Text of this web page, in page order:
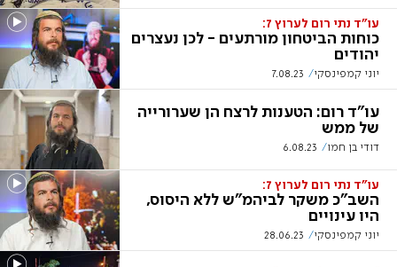
עו"ד נתי רום לערוץ 7:
כוחות הביטחון מורתעים - לכן נעצרים
יהודים
יוני קמפינסקי 7.08.23
עו"ד רום: הטענות לרצח הן שערורייה
של ממש
דודי בן חמו 6.08.23
עו"ד נתי רום לערוץ 7:
השב"כ משקר לביהמ"ש ללא היסוס,
היו עינויים
יוני קמפינסקי 28.06.23